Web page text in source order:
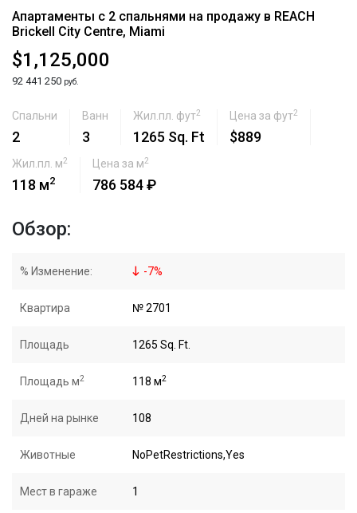
Апартаменты с 2 спальнями на продажу в REACH
Brickell City Centre, Miami
$1,125,000
92 441 250 руб.
Спальни
2
Ванн
3
Жил.пл. фут2
1265 Sq. Ft
Цена за фут2
$889
Жил.пл. м2
118 м2
Цена за м2
786 584 ₽
Обзор:
% Изменение: -7%
Квартира № 2701
Площадь 1265 Sq. Ft.
Площадь м2 118 м2
Дней на рынке 108
Животные NoPetRestrictions,Yes
Мест в гараже 1